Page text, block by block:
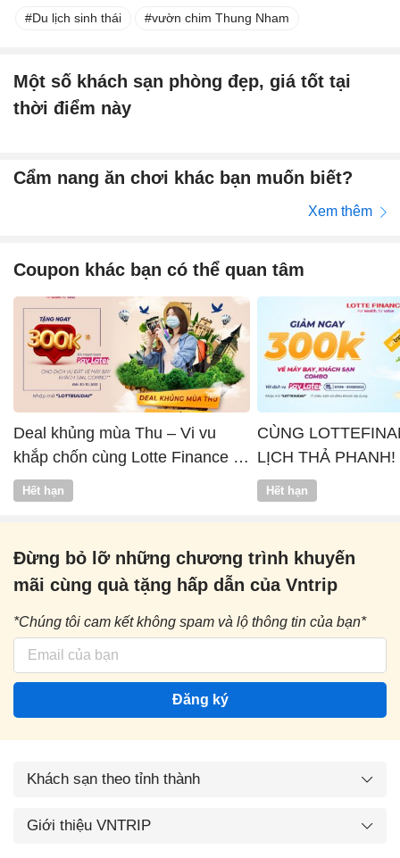
Du lịch sinh thái vườn chim Thung Nham
Một số khách sạn phòng đẹp, giá tốt tại
thời điểm này
Cẩm nang ăn chơi khác bạn muốn biết?
Xem thêm
Coupon khác bạn có thể quan tâm
Deal khủng mùa Thu – Vi vu
khắp chốn cùng Lotte Finance x
Vntrip
Hết hạn
CÙNG
LỊCH THẢ PHANH!
Hết hạn
Đừng bỏ lỡ những chương trình khuyến
mãi cùng quà tặng hấp dẫn của Vntrip
*Chúng tôi cam kết không spam và lộ thông tin của bạn*
Đăng ký
Khách sạn theo tỉnh thành
Giới thiệu VNTRIP